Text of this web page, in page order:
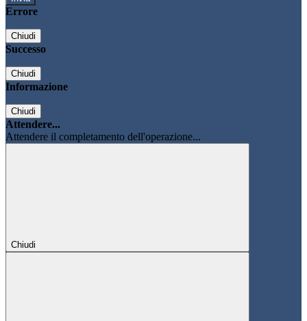
Errore
Chiudi
Successo
Chiudi
Informazione
Chiudi
Attendere...
Attendere il completamento dell'operazione...
Chiudi